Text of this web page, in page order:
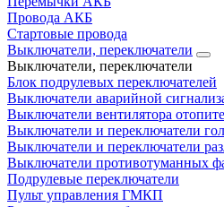
Провода АКБ
Стартовые провода
Выключатели, переключатели
Выключатели, переключатели
Блок подрулевых переключателей
Выключатели аварийной
Выключатели вентилятора
Выключатели и переключатели
Выключатели и переключатели
Выключатели противотуманных
Подрулевые переключатели
Пульт управления ГМКП